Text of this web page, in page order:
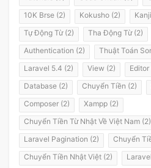
10K Brse (2)
Kokusho (2)
Tự Động Từ (2)
Tha Động Từ (2)
Authentication (2)
Thuật Toán
Laravel 5.4 (2)
View (2) Editor
Database (2)
Chuyển Tiền (2)
Composer (2)
Xampp (2)
Chuyển Tiền Từ Nhật Về Việt Nam (2)
Laravel Pagination (2)
Chuyển
Chuyển Tiền Nhật Việt (2)